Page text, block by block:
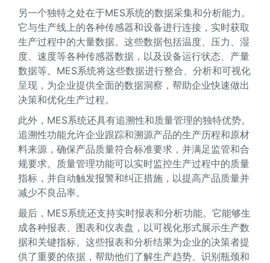
另一个独特之处在于MES系统的数据采集和分析能力。
它与生产线上的各种传感器和设备进行连接，实时获取
生产过程中的大量数据。这些数据包括温度、压力、湿
度、速度等各种传感器数据，以及设备运行状态、产量
数据等。MES系统将这些数据进行整合、分析和可视化
呈现，为企业提供全面的数据洞察，帮助企业快速做出
决策和优化生产过程。
此外，MES系统还具有追溯性和质量管理的独特优势。
追溯性功能允许企业跟踪和溯源产品的生产历程和原材
料来源，确保产品质量符合标准要求，并满足监管和合
规要求。质量管理功能可以实时监控生产过程中的质量
指标，并自动触发报警和纠正措施，以提高产品质量并
减少不良品率。
最后，MES系统还支持实时报表和分析功能。它能够生
成各种报表、图表和仪表盘，以可视化形式展示生产数
据和关键指标。这些报表和分析结果为企业的决策者提
供了重要的依据，帮助他们了解生产趋势、识别瓶颈和